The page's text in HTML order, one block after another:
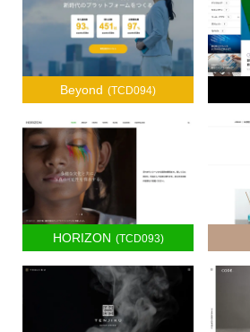
Beyond (TCD094)
HORIZON (TCD093)